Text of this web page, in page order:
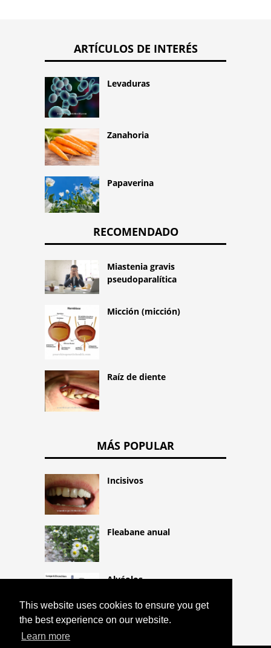
This website uses cookies to ensure you get
the best experience on our website.
Learn more
ARTÍCULOS DE INTERÉS
Levaduras
Zanahoria
Papaverina
RECOMENDADO
Miastenia gravis
pseudoparalítica
Micción (micción)
Raíz de diente
MÁS POPULAR
Incisivos
Fleabane anual
Alvéolos